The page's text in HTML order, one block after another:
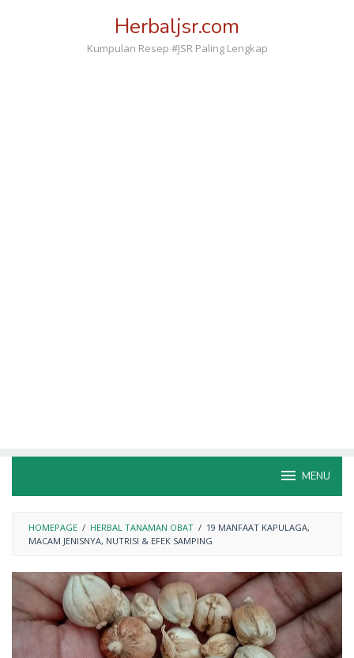
Herbaljsr.com
Kumpulan Resep #JSR Paling Lengkap
MENU
HOMEPAGE / HERBAL TANAMAN OBAT / 19 MANFAAT KAPULAGA,
MACAM JENISNYA, NUTRISI & EFEK SAMPING